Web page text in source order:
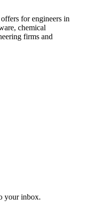
for engineers in
chemical
firms and
your inbox.